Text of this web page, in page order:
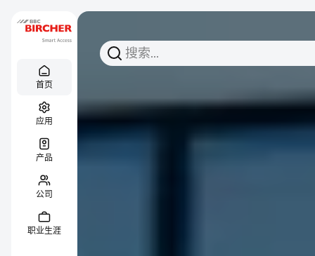
首页
应用
产品
公司
职业生涯
搜索
搜索
Menu Titel 链接